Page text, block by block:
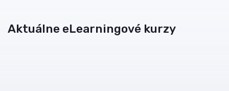
Aktuálne eLearningové kurzy